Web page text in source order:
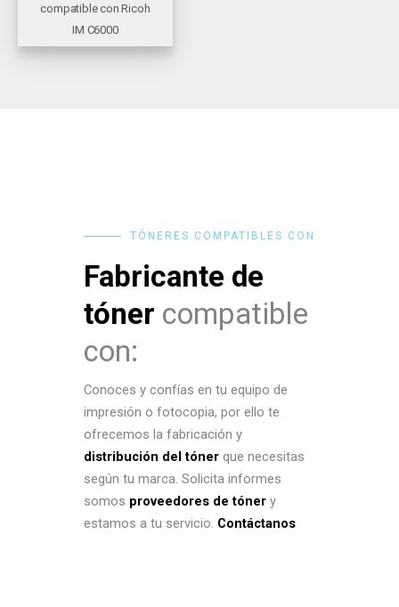
compatible con Ricoh
IM C6000
TÓNERES COMPATIBLES CON
Fabricante de
tóner compatible
con:
Conoces y confías en tu equipo de
impresión o fotocopia, por ello te
ofrecemos la fabricación y
distribución del tóner que necesitas
según tu marca. Solicita informes
somos proveedores de tóner y
estamos a tu servicio. Contáctanos